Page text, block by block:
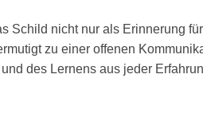
Schild nicht nur als Erinnerung
zu einer offenen
des Lernens aus jeder